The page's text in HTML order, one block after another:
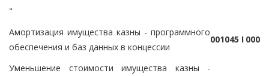
"
Амортизация имущества казны - программного
обеспечения и баз данных в концессии
001045 I 000
Уменьшение стоимости имущества казны -